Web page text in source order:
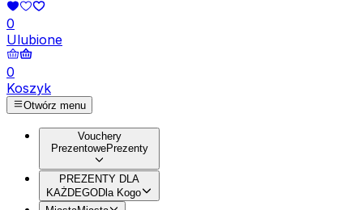
0
Ulubione
0
Koszyk
Otwórz menu
Vouchery
PrezentowePrezenty
PREZENTY DLA
KAŻDEGODla Kogo